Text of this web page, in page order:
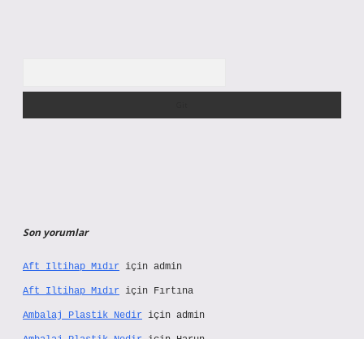
Son yorumlar
Aft Iltihap Mıdır için admin
Aft Iltihap Mıdır için Fırtına
Ambalaj Plastik Nedir için admin